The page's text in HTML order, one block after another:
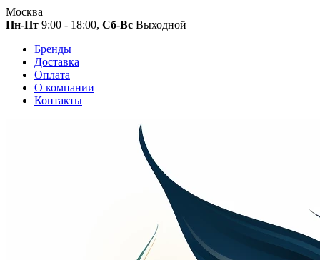
Москва
Пн-Пт 9:00 - 18:00, Сб-Вс Выходной
Бренды
Доставка
Оплата
О компании
Контакты